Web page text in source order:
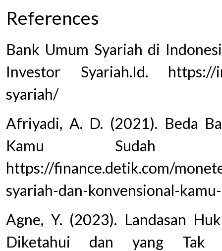
References
Bank Umum Syariah di
Investor Syariah.Id. https://
syariah/
Afriyadi, A. D. (2021). Beda
Kamu Sudah
https://finance.detik.com/
syariah-dan-konvensional-
Agne, Y. (2023). Landasan
Diketahui dan yang Tak